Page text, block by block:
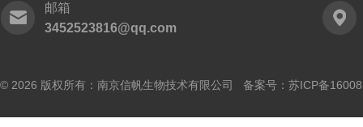
邮箱
3452523816@qq.com
© 2026 版权所有：南京信帆生物技术有限公司 备案号： 苏ICP备